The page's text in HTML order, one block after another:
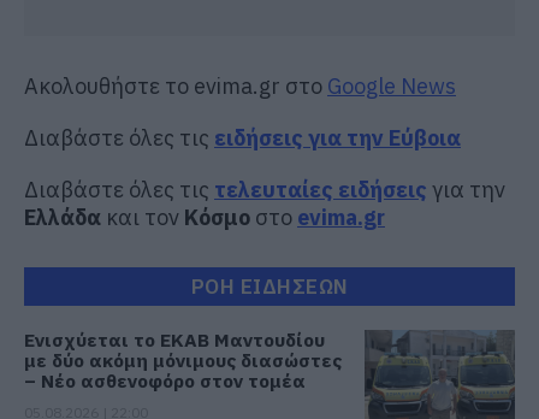
Ακολουθήστε το evima.gr στο Google News
Διαβάστε όλες τις ειδήσεις για την Εύβοια
Διαβάστε όλες τις τελευταίες ειδήσεις για την
Ελλάδα και τον Κόσμο στο evima.gr
ΡΟΗ ΕΙΔΗΣΕΩΝ
Ενισχύεται το ΕΚΑΒ Μαντουδίου
με δύο ακόμη μόνιμους διασώστες
– Νέο ασθενοφόρο στον τομέα